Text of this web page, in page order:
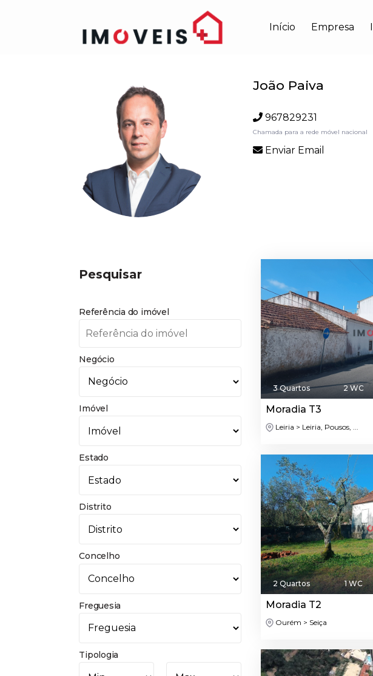
Início Empresa
João Paiva
967829231
Chamada para a rede móvel nacional
Enviar Email
Pesquisar
Referência do imóvel
Negócio
Imóvel
Estado
Distrito
Concelho
Freguesia
Tipologia
3 Quartos 2 WC
Moradia T3
Leiria > Leiria, Pousos, ...
2 Quartos 1 WC
Moradia T2
Ourém > Seiça